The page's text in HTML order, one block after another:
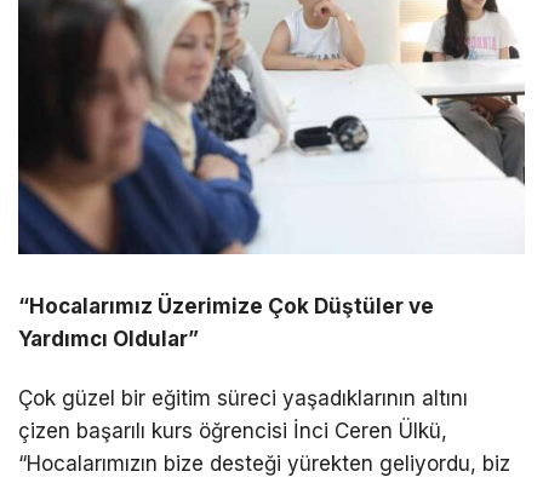
“Hocalarımız Üzerimize Çok Düştüler ve
Yardımcı Oldular”
Çok güzel bir eğitim süreci yaşadıklarının altını
çizen başarılı kurs öğrencisi İnci Ceren Ülkü,
“Hocalarımızın bize desteği yürekten geliyordu, biz